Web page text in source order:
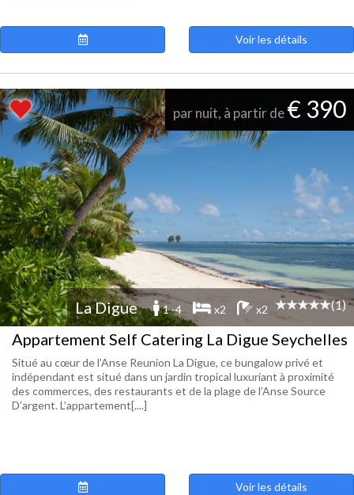
Voir les détails
par nuit, à partir de€ 390
La Digue 1 -4 x2 x2 (1)
Appartement Self Catering La Digue Seychelles
Situé au cœur de l’Anse Reunion La Digue, ce bungalow privé et
indépendant est situé dans un jardin tropical luxuriant à proximité
des commerces, des restaurants et de la plage de l’Anse Source
D’argent. L’appartement[....]
Voir les détails